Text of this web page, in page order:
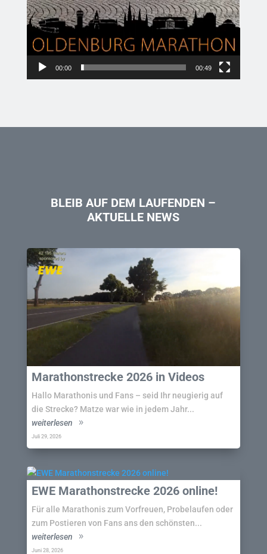
00:00 00:49
BLEIB AUF DEM LAUFENDEN –
AKTUELLE NEWS
Marathonstrecke 2026 in Videos
Hallo Marathonis und Fans – seid Ihr neugierig auf
die Strecke? Matze war wie in jedem Jahr...
weiterlesen
Juli 29, 2026
EWE Marathonstrecke 2026 online!
Für alle Marathonis zum Vorfreuen, Probelaufen oder
zum Postieren von Fans ans den schönsten...
weiterlesen
Juni 28, 2026